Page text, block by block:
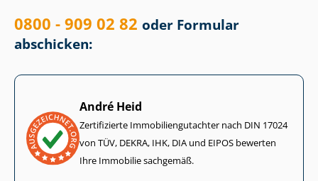
0800 - 909 02 82 oder Formular
abschicken:
André Heid
Zertifizierte Im­mo­bi­li­en­gut­ach­ter nach DIN 17024
von TÜV, DEKRA, IHK, DIA und EIPOS bewerten
Ihre Immobilie sachgemäß.